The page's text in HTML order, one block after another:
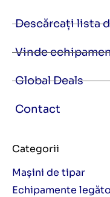
Descărcați lista
Vinde
Global Deals
Contact
Categorii
Mașini de tipar
Echipamente